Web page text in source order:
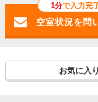
1分で入力完
お気に入